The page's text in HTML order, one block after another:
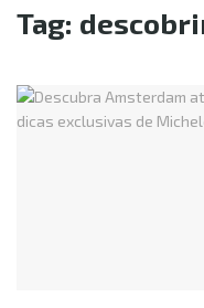
Tag: